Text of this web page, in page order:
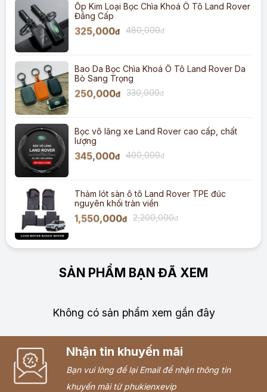
Ốp Kim Loại Bọc Chìa Khoá Ô Tô Land Rover
Đẳng Cấp
325,000đ 480,000đ
Bao Da Bọc Chìa Khoá Ô Tô Land Rover Da
Bò Sang Trọng
250,000đ 330,000đ
Bọc vô lăng xe Land Rover cao cấp, chất
lượng
345,000đ 400,000đ
Thảm lót sàn ô tô Land Rover TPE đúc
nguyên khối tràn viền
1,550,000đ 2,200,000đ
SẢN PHẨM BẠN ĐÃ XEM
Không có sản phẩm xem gần đây
Nhận tin khuyến mãi
Bạn vui lòng để lại Email để nhận thông tin
khuyến mãi từ phukienxevip